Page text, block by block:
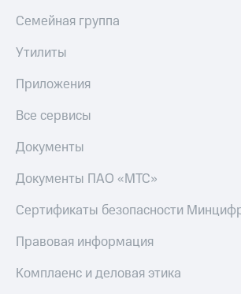
Семейная группа
Утилиты
Приложения
Все сервисы
Документы
Документы ПАО «МТС»
Сертификаты безопасности
Правовая информация
Комплаенс и деловая этика